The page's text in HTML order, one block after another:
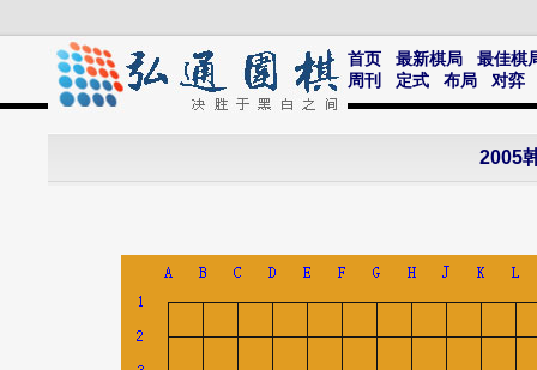
首页 最新棋局
最佳棋
周刊
定式 布局 对弈
2005